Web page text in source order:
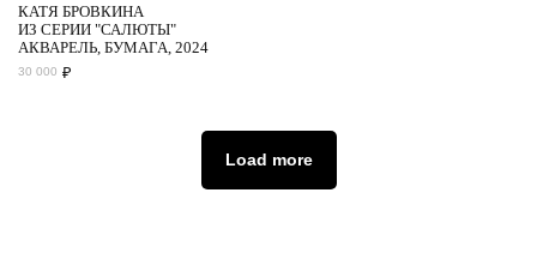
КАТЯ БРОВКИНА
ИЗ СЕРИИ "САЛЮТЫ"
АКВАРЕЛЬ, БУМАГА, 2024
30 000 ₽
Load more